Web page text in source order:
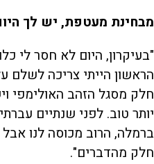
מבחינת מעטפת, יש לך
"בעיקרון, היום לא חסר לי
הראשון הייתי צריכה לשלם
חלק מסגל הזהב האולימפי
יותר טוב. לפני שנתיים
ברמלה, הרוב מכוסה לנו
חלק מהדברים".